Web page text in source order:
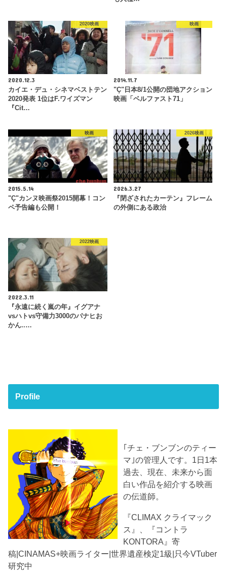
2020映画
2020.12.3
カイエ・デュ・シネマベストテン
2020発表 1位はF.ワイズマン
『Cit…
映画
2014.11.7
"Ç"日本8/1公開の団地アクション
映画「ベルファスト71」
映画
2015.5.14
"Ç"カンヌ映画祭2015開幕！コン
ペ予告編も公開！
2026映画
2026.3.27
『閉ざされたカーテン』フレーム
の外側にある政治
2022映画
2022.3.11
『永遠に続く嵐の年』イグアナ
vsハトvs守備力3000のパナヒお
かん..…
Profile
｢チェ・ブンブンのティー
マ｣の管理人です。1日1本
過去、現在、未来から面
白い作品を紹介する映画
の伝道師。
『CLIMAX クライマック
ス』、『コントラ
KONTORA』寄
稿|CINAMAS+映画ライター|世界遺産検定1級|只今VTuber
研究中